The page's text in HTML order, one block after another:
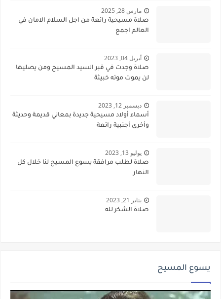
مارس 28, 2025
صلاة مسيحية رائعة من اجل السلام الامان في
العالم اجمع
أبريل 04, 2023
صلاة وجدت في قبر السيد المسيح ومن يصليها
لن يموت موته خبيثة
ديسمبر 12, 2023
أسماء أولاد مسيحية جديدة بمعاني قديمة وحديثة
وأخرى أجنبية رائعة
يوليو 13, 2023
صلاة لطلب مرافقة يسوع المسيح لنا خلال كل
النهار
يناير 21, 2023
صلاة الشكر لله
يسوع المسيح